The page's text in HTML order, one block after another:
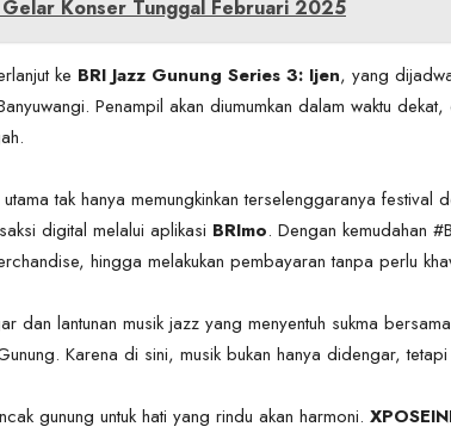
Gelar Konser Tunggal Februari 2025
ke BRI Jazz Gunung Series 3: Ijen, yang
Penampil akan diumumkan dalam waktu
tak hanya memungkinkan terselenggaranya
digital melalui aplikasi BRImo. Dengan kemudahan
hingga melakukan pembayaran tanpa perlu
dan lantunan musik jazz yang menyentuh sukma bersama
Karena di sini, musik bukan hanya didengar,
gunung untuk hati yang rindu akan harmoni.